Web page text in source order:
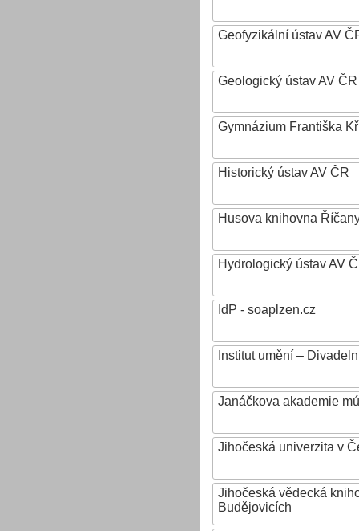
Geofyzikální ústav AV
Geologický ústav AV ČR
Gymnázium Františka
Historický ústav AV ČR
Husova knihovna
Hydrologický ústav AV
IdP - soaplzen.cz
Institut umění –
Janáčkova akademie
Jihočeská univerzita v
Jihočeská vědecká
Budějovicích